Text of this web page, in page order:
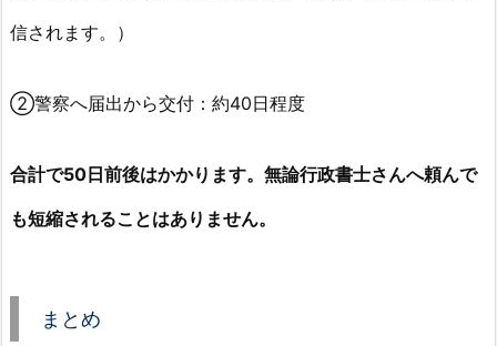
信されます。）
②警察へ届出から交付：約40日程度
合計で50日前後はかかります。無論行政書士さんへ頼んで
も短縮されることはありません。
まとめ